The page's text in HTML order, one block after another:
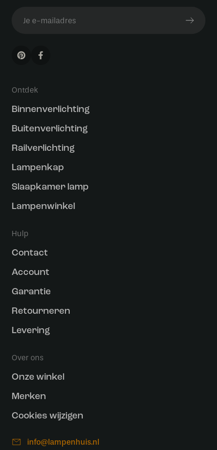
Ontdek
Binnenverlichting
Buitenverlichting
Railverlichting
Lampenkap
Slaapkamer lamp
Lampenwinkel
Hulp
Contact
Account
Garantie
Retourneren
Levering
Over ons
Onze winkel
Merken
Cookies wijzigen
info@lampenhuis.nl